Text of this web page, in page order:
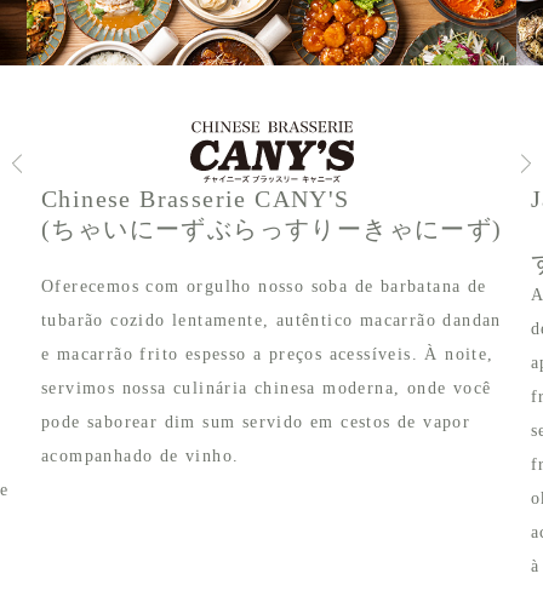
Chinese Brasserie CANY'S
(ちゃいにーずぶらっすりーきゃにーず)
Oferecemos com orgulho nosso soba de barbatana de
tubarão cozido lentamente, autêntico macarrão dandan
e macarrão frito espesso a preços acessíveis. À noite,
servimos nossa culinária chinesa moderna, onde você
pode saborear dim sum servido em cestos de vapor
acompanhado de vinho.